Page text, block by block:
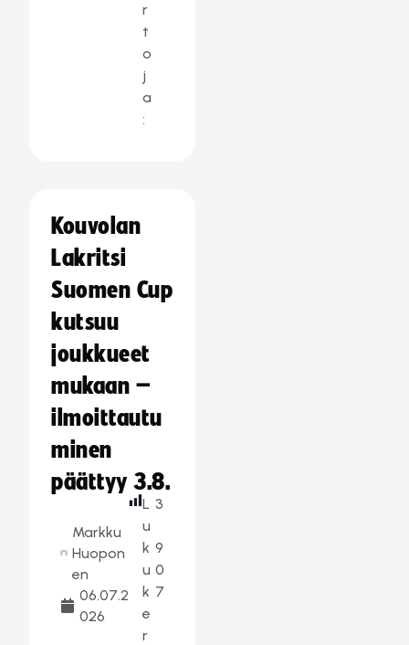
r
t
o
j
a
:
Kouvolan
Lakritsi
Suomen Cup
kutsuu
joukkueet
mukaan –
ilmoittautu
minen
päättyy 3.8.
Markku
Huopon
en
06.07.2
026
L
u
k
u
k
e
r
3
9
0
7